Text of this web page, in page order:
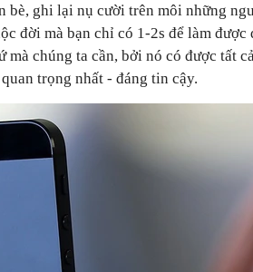
bè, ghi lại nụ cười trên môi những
đời mà bạn chỉ có 1-2s để làm được
chúng ta cần, bởi nó có được tất
trọng nhất - đáng tin cậy.